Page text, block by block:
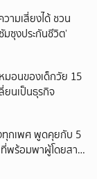
วามเสี่ยงได้ ชวน
ซุงประกันชีวิต’
หมอนของเด็กวัย 15
ยนเป็นธุรกิจ
ทุกเพศ พูดคุยกับ 5
พร้อมพาผู้โดยสาร